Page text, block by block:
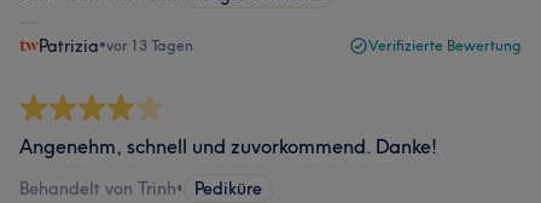
Patrizia•vor 13 Tagen Verifizierte Bewertung
Angenehm, schnell und zuvorkommend. Danke!
Behandelt von Trinh• Pediküre